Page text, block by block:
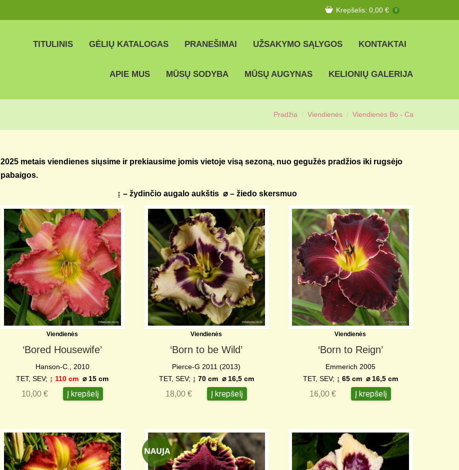
Krepšelis: 0,00 € 0
TITULINIS GĖLIŲ KATALOGAS PRANEŠIMAI UŽSAKYMO SĄLYGOS KONTAKTAI
APIE MUS MŪSŲ SODYBA MŪSŲ AUGYNAS KELIONIŲ GALERIJA
Pradžia Viendienės Viendienės Bo - Ca
2025 metais viendienes siųsime ir prekiausime jomis vietoje visą sezoną, nuo gegužės pradžios iki rugsėjo
pabaigos.
↨ – žydinčio augalo aukštis ⌀ – žiedo skersmuo
Viendienės
‘Bored Housewife’
Hanson-C., 2010
TET, SEV; ↨ 110 cm ⌀ 15 cm
10,00€ Į krepšelį
Viendienės
‘Born to be Wild’
Pierce-G 2011 (2013)
TET, SEV; ↨ 70 cm ⌀ 16,5 cm
18,00€ Į krepšelį
Viendienės
‘Born to Reign’
Emmerich 2005
TET, SEV; ↨ 65 cm ⌀ 16,5 cm
16,00€ Į krepšelį